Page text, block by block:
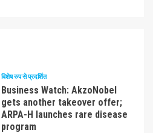
विशेष रुप से प्रदर्शित
Business Watch: AkzoNobel
gets another takeover offer;
ARPA-H launches rare disease
program